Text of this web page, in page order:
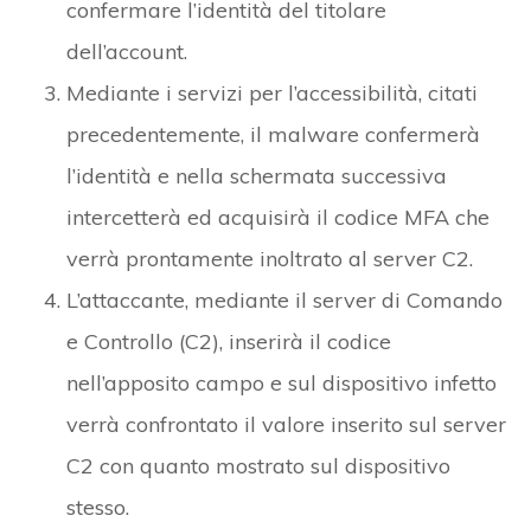
confermare l’identità del titolare
dell’account.
Mediante i servizi per l’accessibilità, citati
precedentemente, il malware confermerà
l’identità e nella schermata successiva
intercetterà ed acquisirà il codice MFA che
verrà prontamente inoltrato al server C2.
L’attaccante, mediante il server di Comando
e Controllo (C2), inserirà il codice
nell’apposito campo e sul dispositivo infetto
verrà confrontato il valore inserito sul server
C2 con quanto mostrato sul dispositivo
stesso.